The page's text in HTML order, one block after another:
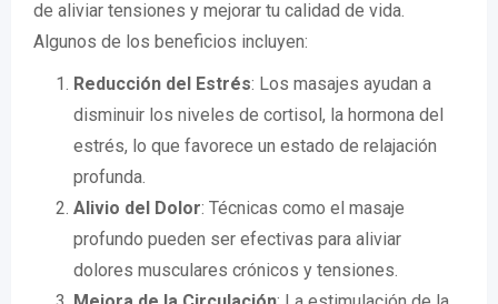
de aliviar tensiones y mejorar tu calidad de vida.
Algunos de los beneficios incluyen:
Reducción del Estrés: Los masajes ayudan a
disminuir los niveles de cortisol, la hormona del
estrés, lo que favorece un estado de relajación
profunda.
Alivio del Dolor: Técnicas como el masaje
profundo pueden ser efectivas para aliviar
dolores musculares crónicos y tensiones.